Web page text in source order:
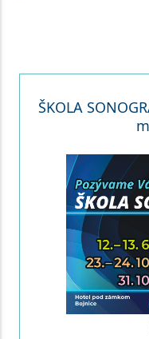
ŠKOLA